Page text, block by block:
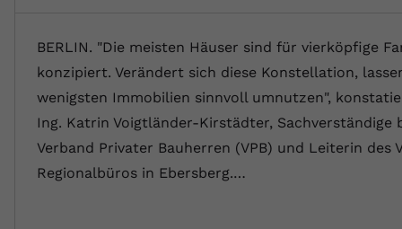
BERLIN. "Die meisten Häuser sind für vierköpfige
konzipiert. Verändert sich diese Konstellation,
wenigsten Immobilien sinnvoll umnutzen",
Ing. Katrin Voigtländer-Kirstädter, Sachverständige
Verband Privater Bauherren (VPB) und Leiterin des
Regionalbüros in Ebersberg.…